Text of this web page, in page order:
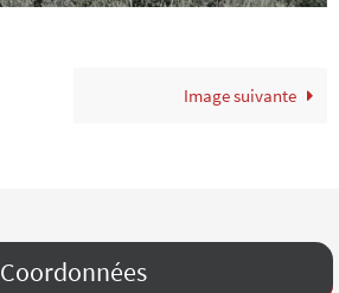
Image suivante
Coordonnées